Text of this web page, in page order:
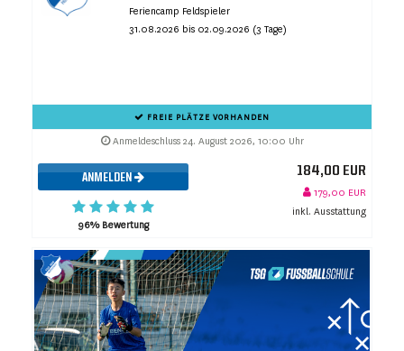
Feriencamp Feldspieler
31.08.2026 bis 02.09.2026 (3 Tage)
FREIE PLÄTZE VORHANDEN
Anmeldeschluss 24. August 2026, 10:00 Uhr
ANMELDEN
96% Bewertung
184,00 EUR
179,00 EUR
inkl. Ausstattung